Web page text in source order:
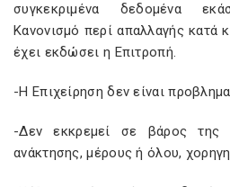
συγκεκριµένα δεδοµένα
Κανονισµό περί απαλλαγής κατά
έχει εκδώσει η Επιτροπή.
-Η Επιχείρηση δεν είναι
-∆εν εκκρεµεί σε βάρος της
ανάκτησης, µέρους ή όλου,